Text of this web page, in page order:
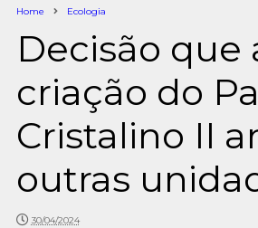
Home Ecologia
Decisão que
criação do
Cristalino II
outras
30/04/2024